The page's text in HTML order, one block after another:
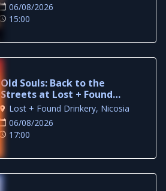
06/08/2026
15:00
Old Souls: Back to the
Streets at Lost + Found
Drinkery
Lost + Found Drinkery, Nicosia
06/08/2026
17:00